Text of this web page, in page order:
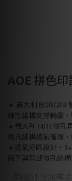
AOE 拼色
🔸 義大利 BORGINI
線性結構支撐輪廓
🔸義大利 MITI 微孔
微孔結構透氣循環
🔸透氣分區設計・
腋下與背部微孔結
截止